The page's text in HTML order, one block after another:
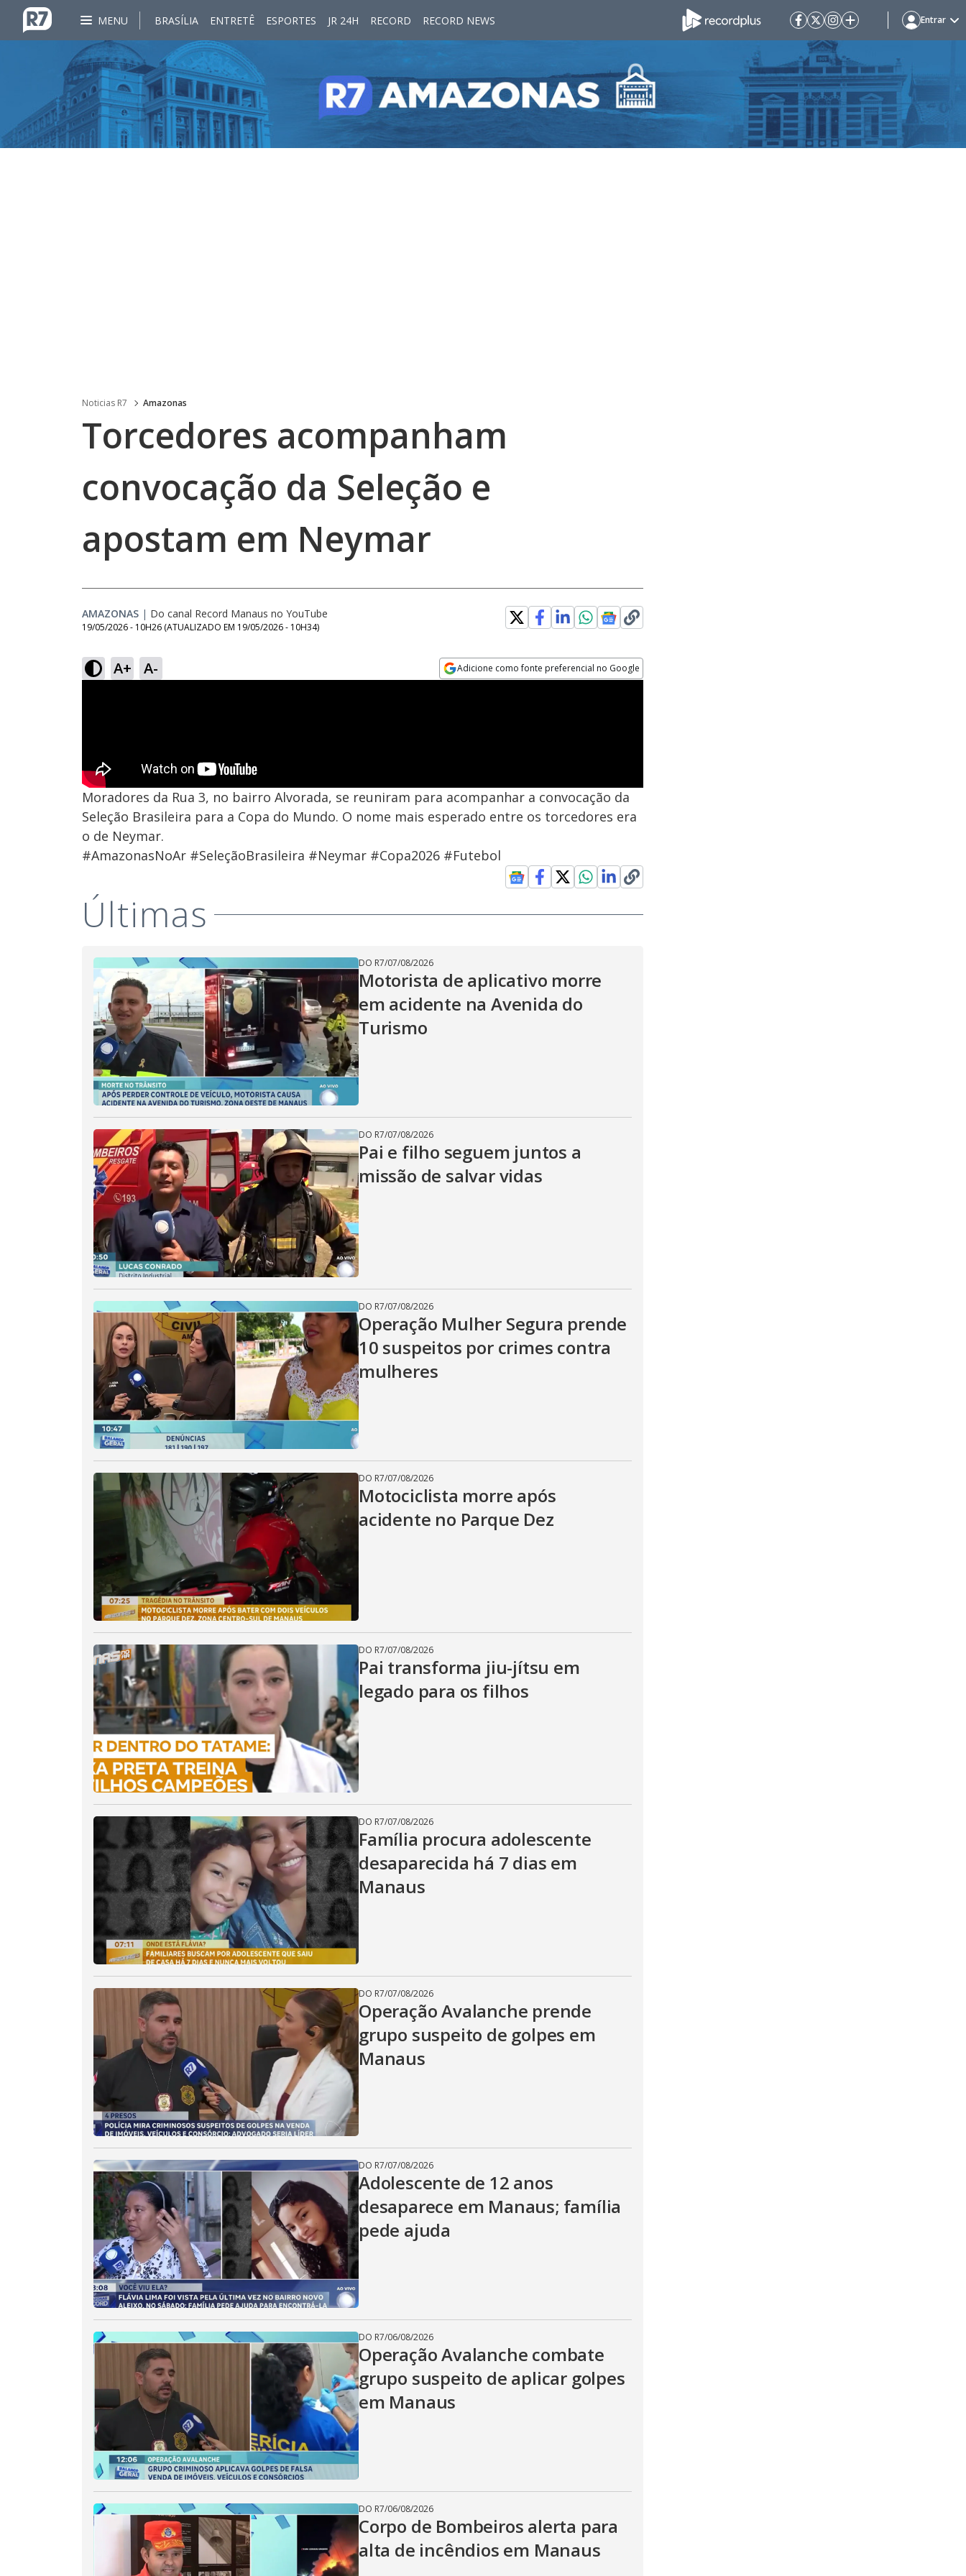
MENU BRASÍLIA ENTRETÊ ESPORTES JR 24H RECORD RECORD NEWS Entrar
Noticias R7 Amazonas
Torcedores acompanham
convocação da Seleção e
apostam em Neymar
AMAZONAS | Do canal Record Manaus no YouTube
19/05/2026 - 10H26 (ATUALIZADO EM 19/05/2026 - 10H34)
A+ A- Adicione como fonte preferencial no Google
Moradores da Rua 3, no bairro Alvorada, se reuniram para acompanhar a convocação da
Seleção Brasileira para a Copa do Mundo. O nome mais esperado entre os torcedores era
o de Neymar.
#AmazonasNoAr #SeleçãoBrasileira #Neymar #Copa2026 #Futebol
Últimas
DO R7/07/08/2026
Motorista de aplicativo morre
em acidente na Avenida do
Turismo
DO R7/07/08/2026
Pai e filho seguem juntos a
missão de salvar vidas
DO R7/07/08/2026
Operação Mulher Segura prende
10 suspeitos por crimes contra
mulheres
DO R7/07/08/2026
Motociclista morre após
acidente no Parque Dez
DO R7/07/08/2026
Pai transforma jiu-jítsu em
legado para os filhos
DO R7/07/08/2026
Família procura adolescente
desaparecida há 7 dias em
Manaus
DO R7/07/08/2026
Operação Avalanche prende
grupo suspeito de golpes em
Manaus
DO R7/07/08/2026
Adolescente de 12 anos
desaparece em Manaus; família
pede ajuda
DO R7/06/08/2026
Operação Avalanche combate
grupo suspeito de aplicar golpes
em Manaus
DO R7/06/08/2026
Corpo de Bombeiros alerta para
alta de incêndios em Manaus